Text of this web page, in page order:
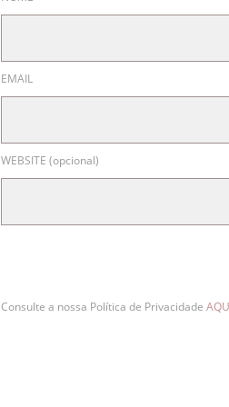
EMAIL
WEBSITE (opcional)
Consulte a nossa Política de Privacidade